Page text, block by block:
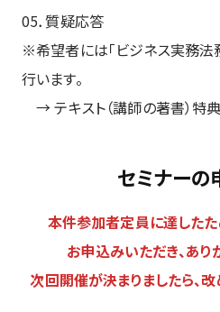
05．質疑応答
※希望者には「ビジネス実務法
行います。
→ テキスト（講師の著書）特典
セミナーの
本件参加者定員に達したた
お申込みいただき、あり
次回開催が決まりましたら、